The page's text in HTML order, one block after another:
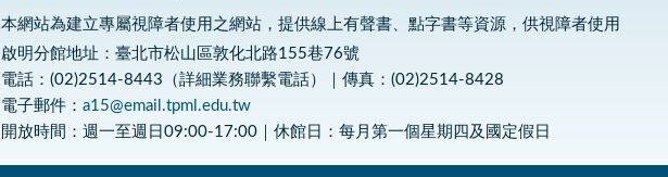
本網站為建立專屬視障者使用之網站，提供線上有聲書、點字書等資源，供視障者使用
啟明分館地址：臺北市松山區敦化北路155巷76號
電話：(02)2514-8443（詳細業務聯繫電話）｜傳真：(02)2514-8428
電子郵件：a15@email.tpml.edu.tw
開放時間：週一至週日09:00-17:00｜休館日：每月第一個星期四及國定假日